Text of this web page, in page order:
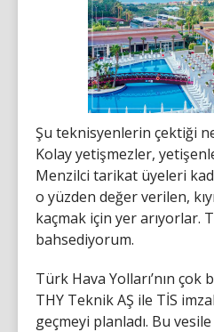
Şu teknisyenlerin çektiği
Kolay yetişmezler,
Menzilci tarikat üyeleri
o yüzden değer verilen,
kaçmak için yer arıyorlar.
bahsediyorum.
Türk Hava Yolları’nın
THY Teknik AŞ ile TİS
geçmeyi planladı. Bu